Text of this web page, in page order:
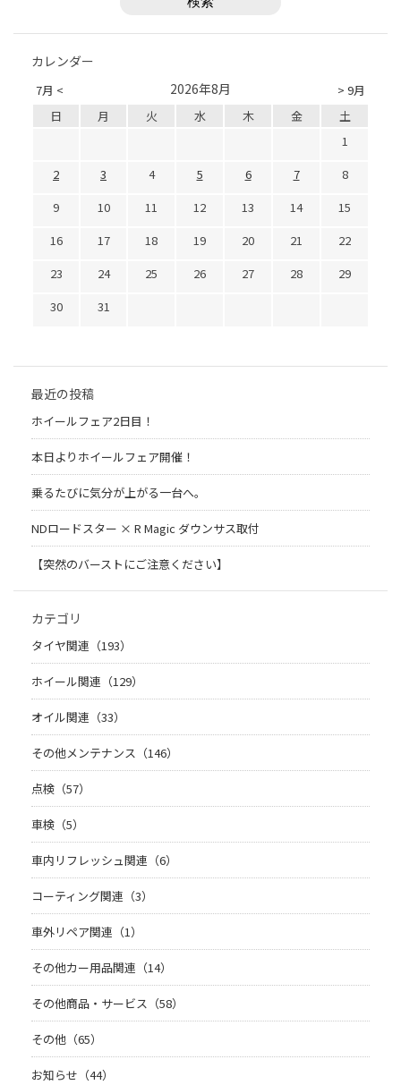
カレンダー
7月 < > 9月
2026年8月
日 月 火 水 木 金
土
1
2
3 4 5 6 7
8
9
10 11 12 13 14
15
16
17 18 19 20 21
22
23
24 25 26 27 28
29
30
31
最近の投稿
ホイールフェア2日目！
本日よりホイールフェア開催！
乗るたびに気分が上がる一台へ。
NDロードスター × R Magic ダウンサス取付
【突然のバーストにご注意ください】
カテゴリ
タイヤ関連（193）
ホイール関連（129）
オイル関連（33）
その他メンテナンス（146）
点検（57）
車検（5）
車内リフレッシュ関連（6）
コーティング関連（3）
車外リペア関連（1）
その他カー用品関連（14）
その他商品・サービス（58）
その他（65）
お知らせ（44）